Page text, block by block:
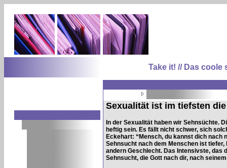
Take it! // Das
Sexualität ist im tiefsten
In der Sexualität haben wir Sehnsüchte.
heftig sein. Es fällt nicht schwer, sich
Eckehart: “Mensch, du kannst dich nach
Sehnsucht nach dem Menschen ist
andern Geschlecht. Das Intensivste, das
Sehnsucht, die Gott nach dir, nach